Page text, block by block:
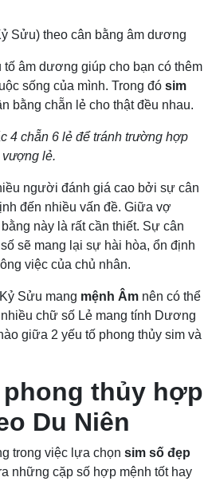
Sửu) theo cân bằng âm dương
âm dương giúp cho bạn có thêm
sống của mình. Trong đó sim
bằng chẵn lẻ cho thật đều nhau.
4 chẵn 6 lẻ để tránh trường hợp
lẻ.
người đánh giá cao bởi sự cân
đến nhiều vấn đề. Giữa vợ
này là rất cần thiết. Sự cân
sẽ mang lại sự hài hòa, ổn định
việc của chủ nhân.
Sửu mang mệnh Âm nên có thể
chữ số Lẻ mang tính Dương
giữa 2 yếu tố phong thủy sim và
thủy hợp
Du Niên
trong việc lựa chọn sim số đẹp
những cặp số hợp mệnh tốt hay